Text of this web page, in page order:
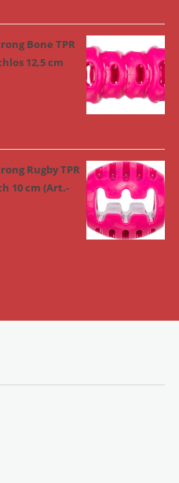
Bone TPR
12,5 cm
Rugby TPR
10 cm (Art.-